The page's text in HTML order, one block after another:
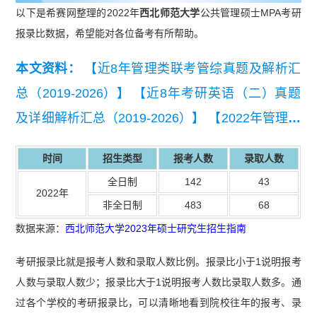
以下是希赛网整理的2022年西北师范大学公共管理硕士MPA考研
报录比数据，希望能对各位备考有所帮助。
本文资料：
【近8年管理类联考管综真题及解析汇
总（2019-2026）】
【近8年考研英语（二）真题
及详细解析汇总（2019-2026）】
【2022年管理联
考写作考试真题】
时间 招生类型 报考人数 录取人数
2022年
全日制 142 43
非全日制 483 68
数据来源：西北师范大学2023年硕士研究生招生指南
考研报录比就是报考人数和录取人数比例。报录比小于1说明报考
人数与录取人数少；报录比大于1说明报考人数比录取人数多。通
过各个学校的考研报录比，可以清晰地看到院校往年的报考、录